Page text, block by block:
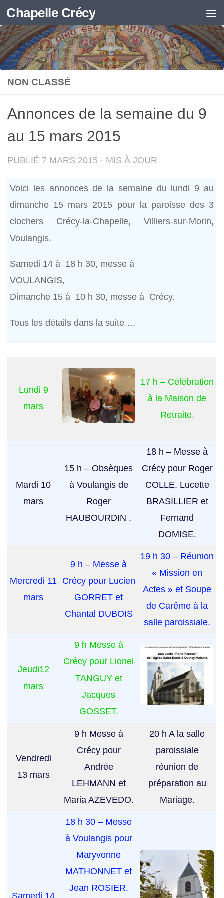
Skip to content
Chapelle Crécy
NON CLASSÉ
Annonces de la semaine du 9
au 15 mars 2015
PUBLIÉ 7 MARS 2015 · MIS À JOUR
Voici les annonces de la semaine du lundi 9 au
dimanche 15 mars 2015 pour la paroisse des 3
clochers Crécy-la-Chapelle, Villiers-sur-Morin,
Voulangis.
Samedi 14 à 18 h 30, messe à
VOULANGIS,
Dimanche 15 à 10 h 30, messe à Crécy.
Tous les détails dans la suite …
Lundi 9
mars
17 h – Célébration
à la Maison de
Retraite.
Mardi 10
mars
15 h – Obsèques
à Voulangis de
Roger
HAUBOURDIN .
18 h – Messe à
Crécy pour Roger
COLLE, Lucette
BRASILLIER et
Fernand
DOMISE.
Mercredi 11
mars
9 h – Messe à
Crécy pour Lucien
GORRET et
Chantal DUBOIS
19 h 30 – Réunion
« Mission en
Actes » et Soupe
de Carême à la
salle paroissiale.
Jeudi12
mars
9 h Messe à
Crécy pour Lionel
TANGUY et
Jacques
GOSSET.
Vendredi
13 mars
9 h Messe à
Crécy pour
Andrée
LEHMANN et
Maria AZEVEDO.
20 h A la salle
paroissiale
réunion de
préparation au
Mariage.
Samedi 14
18 h 30 – Messe
à Voulangis pour
Maryvonne
MATHONNET et
Jean ROSIER.